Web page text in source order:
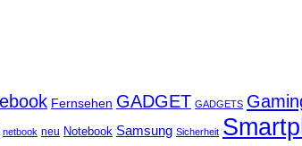
Fernsehen GADGET GADGETS
netbook neu Notebook Samsung Sicherheit